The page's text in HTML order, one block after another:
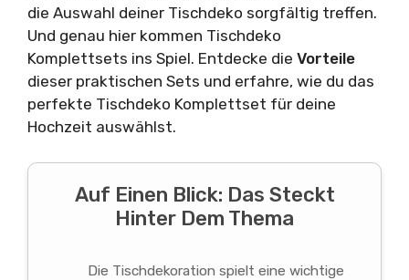
die Auswahl deiner Tischdeko sorgfältig treffen.
Und genau hier kommen Tischdeko
Komplettsets ins Spiel. Entdecke die Vorteile
dieser praktischen Sets und erfahre, wie du das
perfekte Tischdeko Komplettset für deine
Hochzeit auswählst.
Auf Einen Blick: Das Steckt
Hinter Dem Thema
Die Tischdekoration spielt eine wichtige